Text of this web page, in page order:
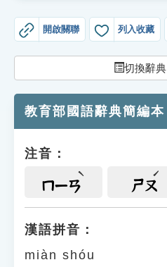
成語故事
索引選單
單字索引
遊戲專區
貓頭鷹博士
開啟關聯 列入收藏
切換辭典
教育部國語辭典簡編本
注音：
ㄇㄧㄢ ㄕㄡ
漢語拼音：
miàn shóu